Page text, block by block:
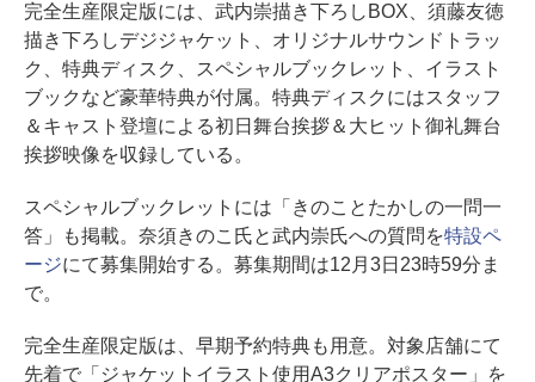
完全生産限定版には、武内崇描き下ろしBOX、須藤友徳
描き下ろしデジジャケット、オリジナルサウンドトラッ
ク、特典ディスク、スペシャルブックレット、イラスト
ブックなど豪華特典が付属。特典ディスクにはスタッフ
＆キャスト登壇による初日舞台挨拶＆大ヒット御礼舞台
挨拶映像を収録している。
スペシャルブックレットには「きのことたかしの一問一
答」も掲載。奈須きのこ氏と武内崇氏への質問を特設ペ
ージにて募集開始する。募集期間は12月3日23時59分ま
で。
完全生産限定版は、早期予約特典も用意。対象店舗にて
先着で「ジャケットイラスト使用A3クリアポスター」を